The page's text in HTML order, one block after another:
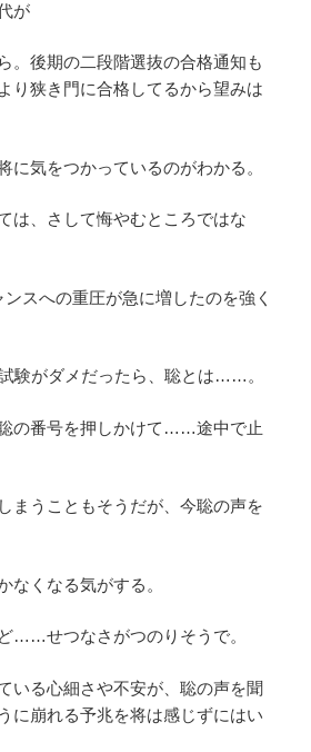
が
。後期の二段階選抜の合格通知も
狭き門に合格してるから望みは
に気をつかっているのがわかる。
は、さして悔やむところではな
スへの重圧が急に増したのを強く
験がダメだったら、聡とは……。
の番号を押しかけて……途中で止
まうこともそうだが、今聡の声を
なくなる気がする。
……せつなさがつのりそうで。
いる心細さや不安が、聡の声を聞
に崩れる予兆を将は感じずにはい